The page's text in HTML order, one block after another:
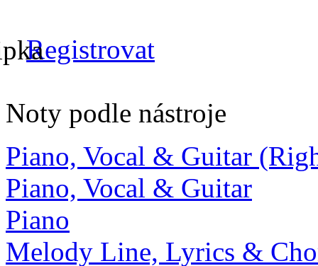
Registrovat
Noty podle nástroje
Piano, Vocal & Guitar
Piano, Vocal & Guitar
Piano
Melody Line, Lyrics &